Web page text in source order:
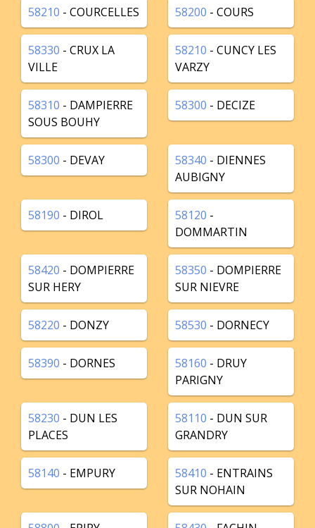
58210 - COURCELLES 58200 - COURS
58330 - CRUX LA
VILLE
58210 - CUNCY LES
VARZY
58310 - DAMPIERRE
SOUS BOUHY
58300 - DECIZE
58300 - DEVAY 58340 - DIENNES
AUBIGNY
58190 - DIROL 58120 -
DOMMARTIN
58420 - DOMPIERRE
SUR HERY
58350 - DOMPIERRE
SUR NIEVRE
58220 - DONZY 58530 - DORNECY
58390 - DORNES 58160 - DRUY
PARIGNY
58230 - DUN LES
PLACES
58110 - DUN SUR
GRANDRY
58140 - EMPURY 58410 - ENTRAINS
SUR NOHAIN